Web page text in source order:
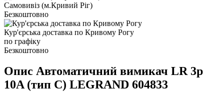
Самовивіз (м.Кривий Ріг)
Безкоштовно
Кур'єрська доставка по Кривому Рогу
по графіку
Безкоштовно
Опис Автоматичний вимикач LR 3р
10A (тип С) LEGRAND 604833